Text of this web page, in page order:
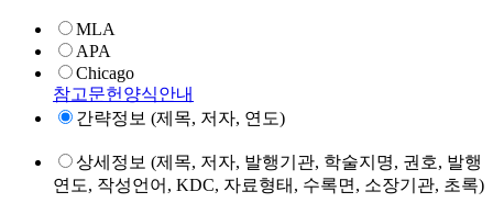
MLA
APA
Chicago
참고문헌양식안내
간략정보 (제목, 저자, 연도)
상세정보 (제목, 저자, 발행기관, 학술지명, 권호, 발행
연도, 작성언어, KDC, 자료형태, 수록면, 소장기관, 초록)